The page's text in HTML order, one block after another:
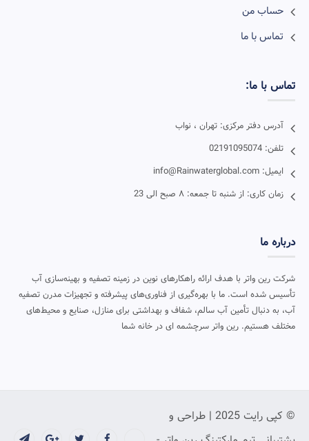
حساب من
تماس با ما
تماس با ما:
آدرس دفتر مرکزی: تهران ، نواب
تلفن: 02191095074
ایمیل: info@Rainwaterglobal.com
زمان کاری: از شنبه تا جمعه: ۸ صبح الی 23
درباره ما
شرکت رین واتر با هدف ارائه راهکارهای نوین در زمینه تصفیه و بهینه‌سازی آب
تأسیس شده است. ما با بهره‌گیری از فناوری‌های پیشرفته و تجهیزات مدرن تصفیه
آب، به دنبال تأمین آب سالم، شفاف و بهداشتی برای منازل، صنایع و محیط‌های
مختلف هستیم. رین واتر سرچشمه ای در خانه شما
© کپی رایت 2025 | طراحی و